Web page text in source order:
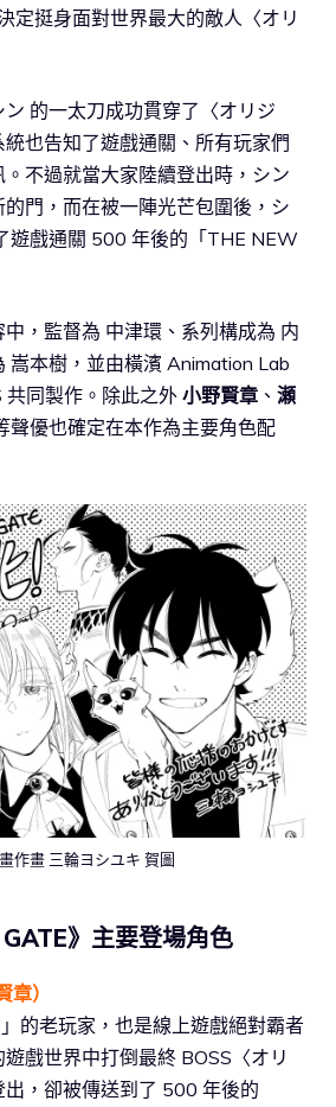
定挺身面對世界最大的敵人〈オリ
的一太刀成功貫穿了〈オリジ
也告知了遊戲通關、所有玩家們
不過就當大家陸續登出時，シン
門，而在被一陣光芒包圍後，シ
遊戲通關 500 年後的「THE NEW
，監督為 中津環、系列構成為 内
嵩本樹，並由橫濱 Animation Lab
同製作。除此之外 小野賢章 、 瀬
聲優也確定在本作為主要角色配
作畫 三輪ヨシユキ 賀圖
》主要登場角色
）
的老玩家，也是線上遊戲絕對霸者
戲世界中打倒最終 BOSS〈オリ
，卻被傳送到了 500 年後的